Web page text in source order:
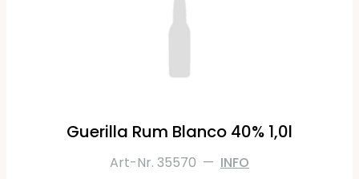
Guerilla Rum Blanco 40% 1,0l
Art-Nr. 35570 — INFO